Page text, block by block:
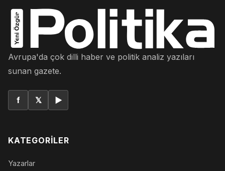
Avrupa'da çok dilli haber ve politik analiz yazıları
sunan gazete.
f 𝕏 ▶
KATEGORILER
Yazarlar